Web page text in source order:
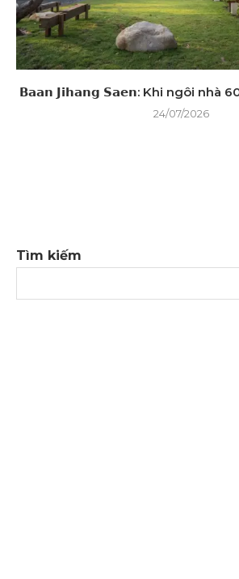
𝗕𝗮𝗮𝗻 𝗝𝗶𝗵𝗮𝗻𝗴 𝗦𝗮𝗲𝗻: Khi ngôi nhà
24/07/2026
Tìm kiếm